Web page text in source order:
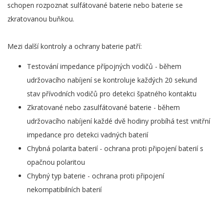
schopen rozpoznat sulfátované baterie nebo baterie se
zkratovanou buňkou.
Mezi další kontroly a ochrany baterie patří:
Testování impedance přípojných vodičů - během
udržovacího nabíjení se kontroluje každých 20 sekund
stav přívodních vodičů pro detekci špatného kontaktu
Zkratované nebo zasulfátované baterie - během
udržovacího nabíjení každé dvě hodiny probíhá test vnitřní
impedance pro detekci vadných baterií
Chybná polarita baterií - ochrana proti připojení baterií s
opačnou polaritou
Chybný typ baterie - ochrana proti připojení
nekompatibilních baterií